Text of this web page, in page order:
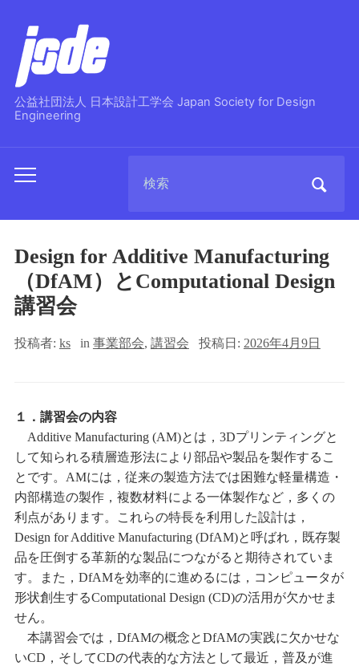
公益社団法人 日本設計工学会 Japan Society for Design
Engineering
Toggle
menu
for:
Design for Additive Manufacturing
（DfAM）とComputational Design
講習会
投稿者: ks in 事業部会, 講習会 投稿日: 2026年4月9日
１．講習会の内容
Additive Manufacturing (AM)とは，3Dプリンティングと
して知られる積層造形法により部品や製品を製作するこ
とです。AMには，従来の製造方法では困難な軽量構造・
内部構造の製作，複数材料による一体製作など，多くの
利点があります。これらの特長を利用した設計は，
Design for Additive Manufacturing (DfAM)と呼ばれ，既存製
品を圧倒する革新的な製品につながると期待されていま
す。また，DfAMを効率的に進めるには，コンピュータが
形状創生するComputational Design (CD)の活用が欠かせま
せん。
本講習会では，DfAMの概念とDfAMの実践に欠かせな
いCD，そしてCDの代表的な方法として最近，普及が進